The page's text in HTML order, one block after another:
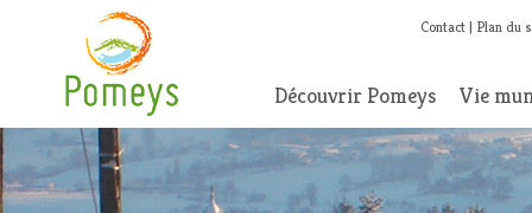
Contact Plan du
Découvrir Pomeys Vie